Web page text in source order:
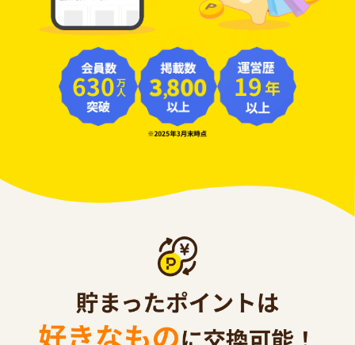
630万人 19年